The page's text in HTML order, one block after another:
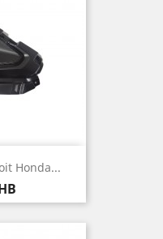
Honda...